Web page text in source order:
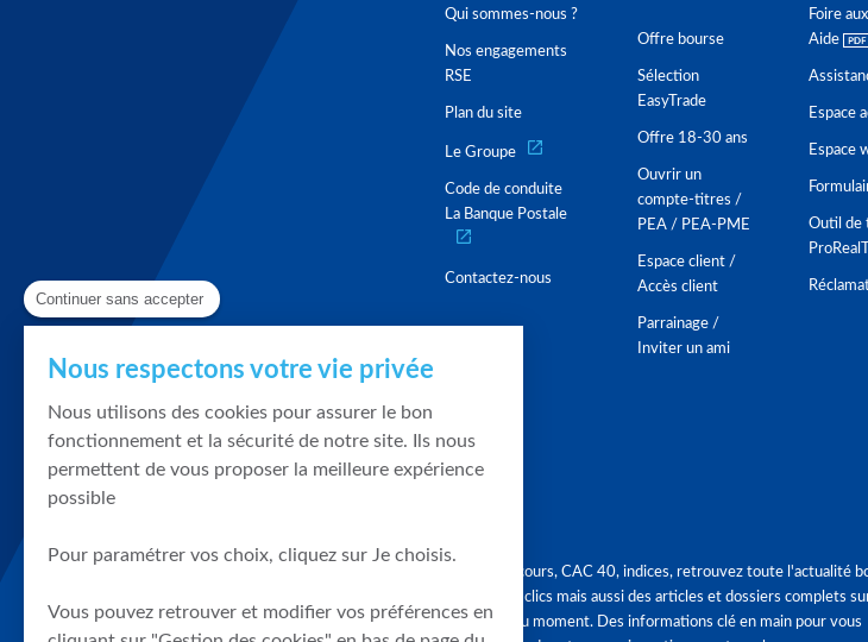
Qui sommes-nous ?
Nos engagements
RSE
Plan du site
Le Groupe
Code de conduite
La Banque Postale
Contactez-nous
Offre bourse
Sélection
EasyTrade
Offre 18-30 ans
Ouvrir un
compte-titres /
PEA / PEA-PME
Espace client /
Accès client
Parrainage /
Inviter un ami
Foire
Aide
Espace
Espace
Outil de
Graphique, cours, CAC 40, indices, retrouvez toute l'actualité
en quelques clics mais aussi des articles et dossiers complets
tendances du moment. Des informations clé en main pour vous
Continuer sans accepter
Nous respectons votre vie privée
Nous utilisons des cookies pour assurer le bon
fonctionnement et la sécurité de notre site. Ils nous
permettent de vous proposer la meilleure expérience
possible
Pour paramétrer vos choix, cliquez sur Je choisis.
Vous pouvez retrouver et modifier vos préférences en